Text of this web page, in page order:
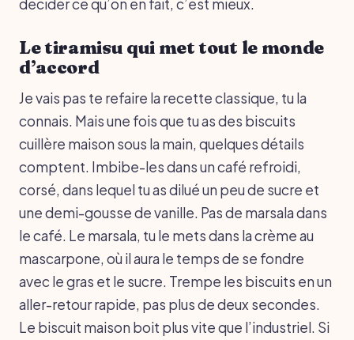
décider ce qu’on en fait, c’est mieux.
Le tiramisu qui met tout le monde
d’accord
Je vais pas te refaire la recette classique, tu la
connais. Mais une fois que tu as des biscuits
cuillère maison sous la main, quelques détails
comptent. Imbibe-les dans un café refroidi,
corsé, dans lequel tu as dilué un peu de sucre et
une demi-gousse de vanille. Pas de marsala dans
le café. Le marsala, tu le mets dans la crème au
mascarpone, où il aura le temps de se fondre
avec le gras et le sucre. Trempe les biscuits en un
aller-retour rapide, pas plus de deux secondes.
Le biscuit maison boit plus vite que l’industriel. Si